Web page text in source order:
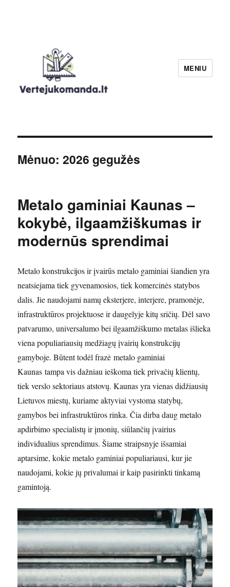
MENIU
Mėnuo:2026 gegužės
Metalo gaminiai Kaunas –
kokybė, ilgaamžiškumas ir
modernūs sprendimai
Metalo konstrukcijos ir įvairūs metalo gaminiai šiandien yra
neatsiejama tiek gyvenamosios, tiek komercinės statybos
dalis. Jie naudojami namų eksterjere, interjere, pramonėje,
infrastruktūros projektuose ir daugelyje kitų sričių. Dėl savo
patvarumo, universalumo bei ilgaamžiškumo metalas išlieka
viena populiariausių medžiagų įvairių konstrukcijų
gamyboje. Būtent todėl frazė metalo gaminiai
Kaunas tampa vis dažniau ieškoma tiek privačių klientų,
tiek verslo sektoriaus atstovų. Kaunas yra vienas didžiausių
Lietuvos miestų, kuriame aktyviai vystoma statybų,
gamybos bei infrastruktūros rinka. Čia dirba daug metalo
apdirbimo specialistų ir įmonių, siūlančių įvairius
individualius sprendimus. Šiame straipsnyje išsamiai
aptarsime, kokie metalo gaminiai populiariausi, kur jie
naudojami, kokie jų privalumai ir kaip pasirinkti tinkamą
gamintoją.